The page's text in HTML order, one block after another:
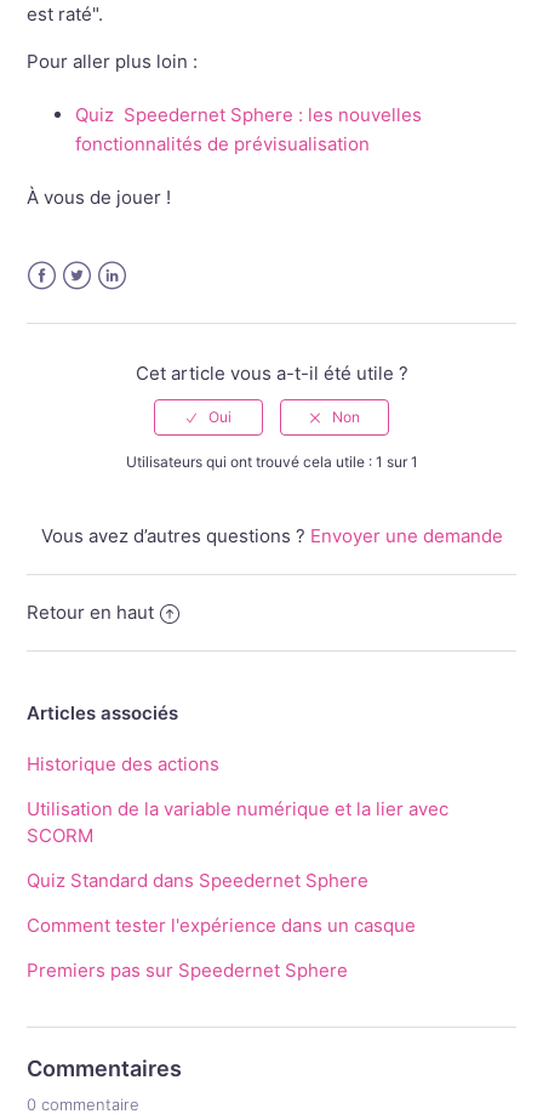
est raté".
Pour aller plus loin :
Quiz Speedernet Sphere : les nouvelles
fonctionnalités de prévisualisation
À vous de jouer !
Cet article vous a-t-il été utile ?
Utilisateurs qui ont trouvé cela utile : 1 sur 1
Vous avez d’autres questions ? Envoyer une demande
Retour en haut
Articles associés
Historique des actions
Utilisation de la variable numérique et la lier avec
SCORM
Quiz Standard dans Speedernet Sphere
Comment tester l'expérience dans un casque
Premiers pas sur Speedernet Sphere
Commentaires
0 commentaire